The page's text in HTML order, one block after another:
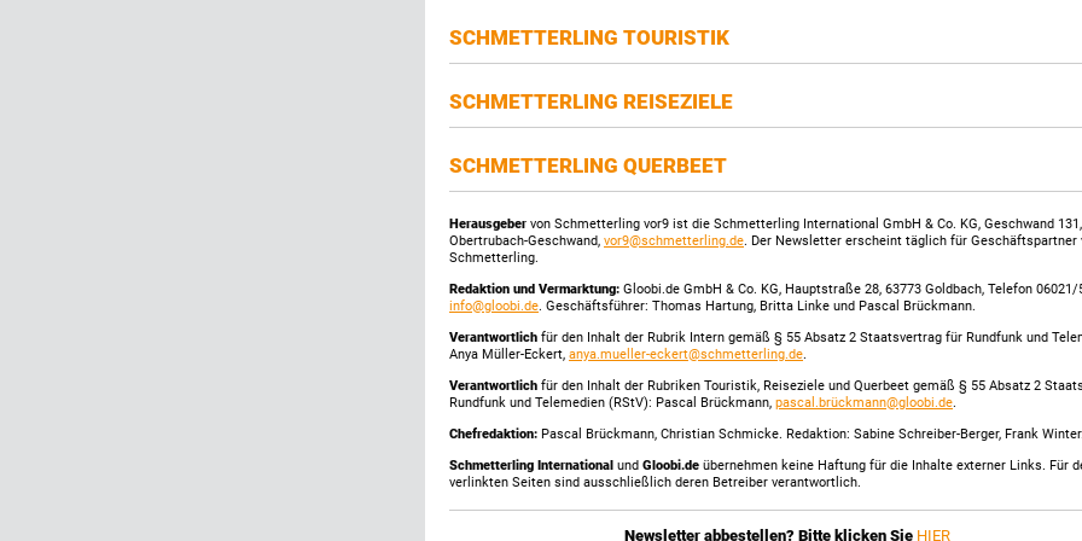
SCHMETTERLING TOURISTIK
SCHMETTERLING REISEZIELE
SCHMETTERLING QUERBEET
Herausgeber von Schmetterling vor9 ist die Schmetterling International GmbH & Co. KG, Geschwand
Obertrubach-Geschwand, vor9@schmetterling.de. Der Newsletter erscheint täglich für Geschäftspartner
Schmetterling.
Redaktion und Vermarktung: Gloobi.de GmbH & Co. KG, Hauptstraße 28, 63773 Goldbach, Telefon 06021/
info@gloobi.de. Geschäftsführer: Thomas Hartung, Britta Linke und Pascal Brückmann.
Verantwortlich für den Inhalt der Rubrik Intern gemäß § 55 Absatz 2 Staatsvertrag für Rundfunk und
Anya Müller-Eckert, anya.mueller-eckert@schmetterling.de.
Verantwortlich für den Inhalt der Rubriken Touristik, Reiseziele und Querbeet gemäß § 55 Absatz 2
Rundfunk und Telemedien (RStV): Pascal Brückmann, pascal.brückmann@gloobi.de.
Chefredaktion: Pascal Brückmann, Christian Schmicke. Redaktion: Sabine Schreiber-Berger, Frank
Schmetterling International und Gloobi.de übernehmen keine Haftung für die Inhalte externer Links. Für
verlinkten Seiten sind ausschließlich deren Betreiber verantwortlich.
Newsletter abbestellen? Bitte klicken Sie HIER